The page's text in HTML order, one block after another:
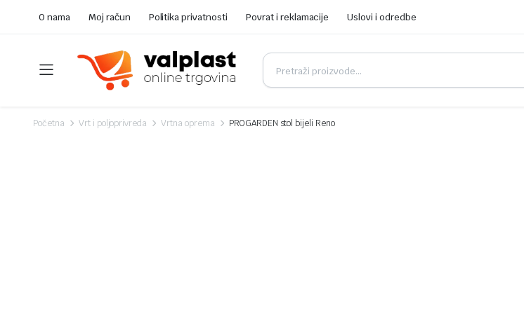
O nama Moj račun Politika privatnosti Povrat i reklamacije Uslovi i odredbe
Početna Vrt i poljoprivreda Vrtna oprema PROGARDEN stol bijeli Reno